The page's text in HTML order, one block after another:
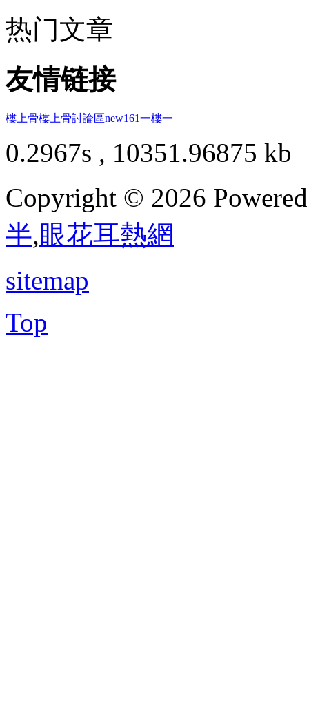
热门文章
友情链接
樓上骨樓上骨討論區new161一樓一
0.2967s , 10351.96875 kb
Copyright © 2026
半,眼花耳熱網
sitemap
Top